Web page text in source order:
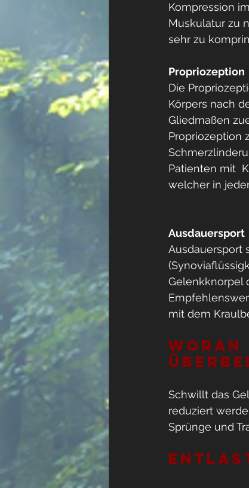
Kompression
Muskulatur zu
sehr zu
Propriozeption
Die
Körpers nach
Gliedmaßen
Propriozeption
Patienten mit
welcher in
Ausdauersport
Ausdauersport
Gelenkknorpel
mit dem
Woran
​Schwillt das
reduziert
Sprünge und